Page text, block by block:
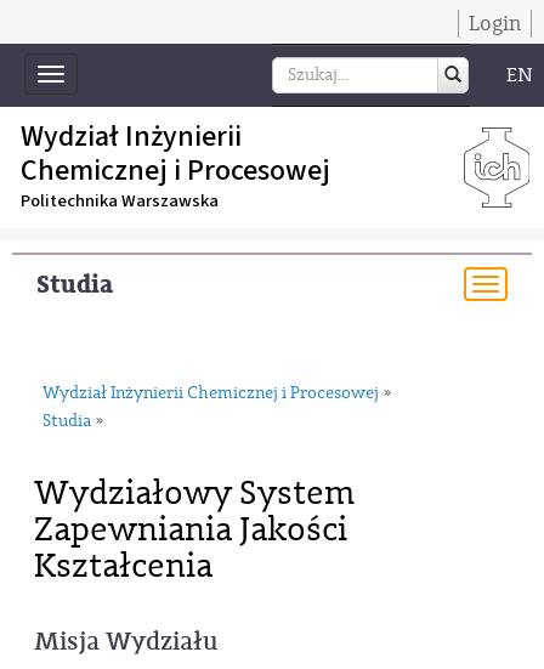
Login
Toggle
navigation
EN
Wydział Inżynierii
Chemicznej i Procesowej
Politechnika Warszawska
Studia
Wydział Inżynierii Chemicznej i Procesowej »
Studia »
Wydziałowy System
Zapewniania Jakości
Kształcenia
Misja Wydziału